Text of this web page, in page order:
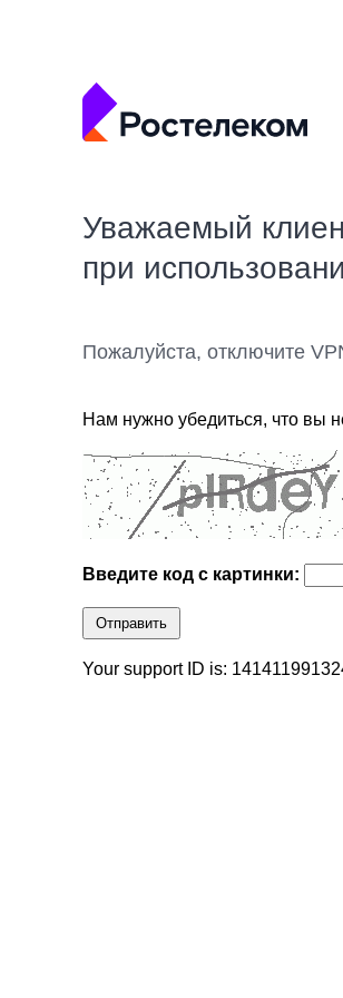
Уважаемый
при
Пожалуйста, отключите
Нам нужно убедиться, что вы
Введите код с картинки:
Отправить
Your support ID is: